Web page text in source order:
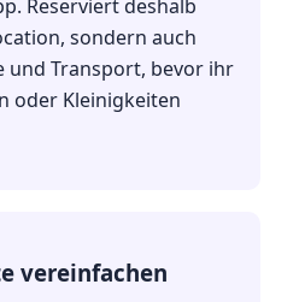
Reserviert deshalb
sondern auch
Transport, bevor ihr
oder Kleinigkeiten
vereinfachen